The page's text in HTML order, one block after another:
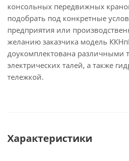
консольных передвижных
подобрать под конкретные
предприятия или
желанию заказчика модель
доукомплектована различными
электрических талей, а также
тележкой.
Характеристики